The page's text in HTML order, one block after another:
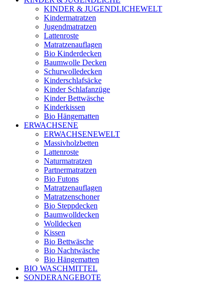
KINDER & JUGENDLICHEWELT
Kindermatratzen
Jugendmatratzen
Lattenroste
Matratzenauflagen
Bio Kinderdecken
Baumwolle Decken
Schurwolledecken
Kinderschlafsäcke
Kinder Schlafanzüge
Kinder Bettwäsche
Kinderkissen
Bio Hängematten
ERWACHSENE
ERWACHSENEWELT
Massivholzbetten
Lattenroste
Naturmatratzen
Partnermatratzen
Bio Futons
Matratzenauflagen
Matratzenschoner
Bio Steppdecken
Baumwolldecken
Wolldecken
Kissen
Bio Bettwäsche
Bio Nachtwäsche
Bio Hängematten
BIO WASCHMITTEL
SONDERANGEBOTE